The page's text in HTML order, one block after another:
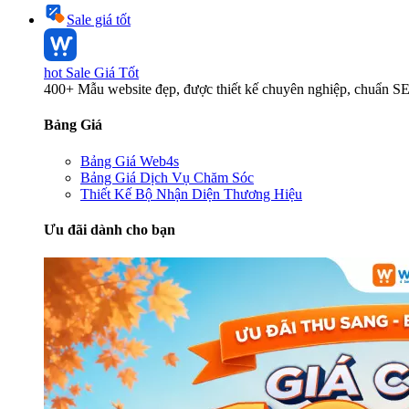
Sale giá tốt
hot Sale Giá Tốt
400+ Mẫu website đẹp, được thiết kế chuyên nghiệp, chuẩn
Bảng Giá
Bảng Giá Web4s
Bảng Giá Dịch Vụ Chăm Sóc
Thiết Kế Bộ Nhận Diện Thương Hiệu
Ưu đãi dành cho bạn